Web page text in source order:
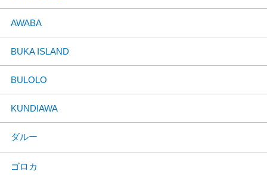
AWABA
BUKA ISLAND
BULOLO
KUNDIAWA
ダルー
ゴロカ